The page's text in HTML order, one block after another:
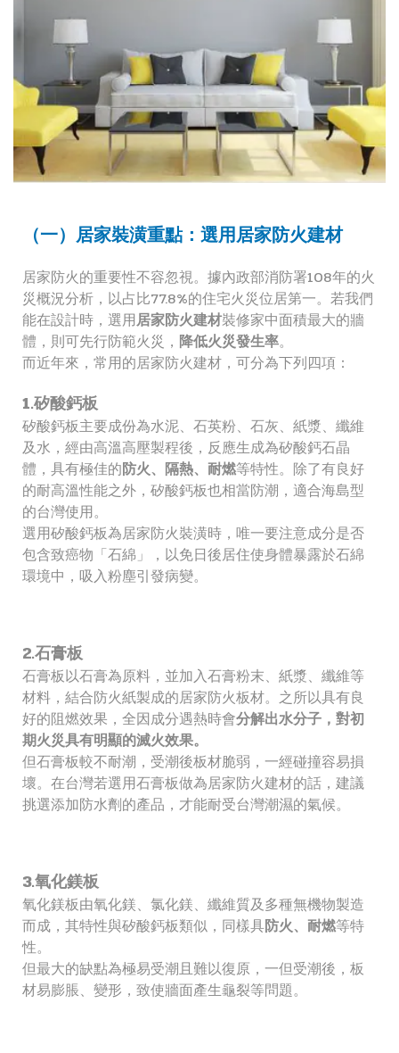
（一）居家裝潢重點：選用居家防火建材
居家防火的重要性不容忽視。據內政部消防署108年的火
災概況分析，以占比77.8%的住宅火災位居第一。若我們
能在設計時，選用居家防火建材裝修家中面積最大的牆
體，則可先行防範火災， 降低火災發生率。
而近年來，常用的居家防火建材，可分為下列四項：
1.矽酸鈣板
矽酸鈣板主要成份為水泥、石英粉、石灰、紙漿、纖維
及水，經由高溫高壓製程後，反應生成為矽酸鈣石晶
體，具有極佳的防火、隔熱、耐燃等特性。除了有良好
的耐高溫性能之外，矽酸鈣板也相當防潮，適合海島型
的台灣使用。
選用矽酸鈣板為居家防火裝潢時，唯一要注意成分是否
包含致癌物「石綿」，以免日後居住使身體暴露於石綿
環境中，吸入粉塵引發病變。
2.石膏板
石膏板以石膏為原料，並加入石膏粉末、紙漿、纖維等
材料，結合防火紙製成的居家防火板材。之所以具有良
好的阻燃效果，全因成分遇熱時會分解出水分子，對初
期火災具有明顯的滅火效果。
但石膏板較不耐潮，受潮後板材脆弱，一經碰撞容易損
壞。在台灣若選用石膏板做為居家防火建材的話，建議
挑選添加防水劑的產品，才能耐受台灣潮濕的氣候。
3.氧化鎂板
氧化鎂板由氧化鎂、氯化鎂、纖維質及多種無機物製造
而成，其特性與矽酸鈣板類似，同樣具防火、耐燃等特
性。
但最大的缺點為極易受潮且難以復原，一但受潮後，板
材易膨脹、變形，致使牆面產生龜裂等問題。